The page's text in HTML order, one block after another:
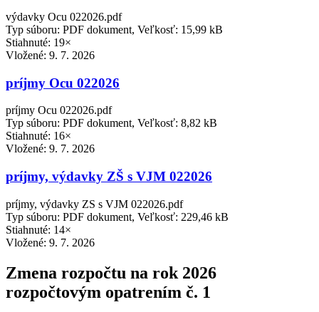
výdavky Ocu 022026.pdf
Typ súboru: PDF dokument, Veľkosť: 15,99 kB
Stiahnuté: 19×
Vložené: 9. 7. 2026
príjmy Ocu 022026
príjmy Ocu 022026.pdf
Typ súboru: PDF dokument, Veľkosť: 8,82 kB
Stiahnuté: 16×
Vložené: 9. 7. 2026
príjmy, výdavky ZŠ s VJM 022026
príjmy, výdavky ZS s VJM 022026.pdf
Typ súboru: PDF dokument, Veľkosť: 229,46 kB
Stiahnuté: 14×
Vložené: 9. 7. 2026
Zmena rozpočtu na rok 2026
rozpočtovým opatrením č. 1